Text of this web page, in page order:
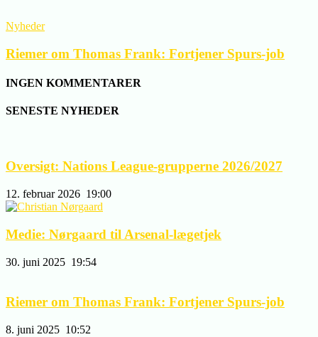
Nyheder
Riemer om Thomas Frank: Fortjener Spurs-job
INGEN KOMMENTARER
SENESTE NYHEDER
Oversigt: Nations League-grupperne 2026/2027
12. februar 2026 19:00
Medie: Nørgaard til Arsenal-lægetjek
30. juni 2025 19:54
Riemer om Thomas Frank: Fortjener Spurs-job
8. juni 2025 10:52